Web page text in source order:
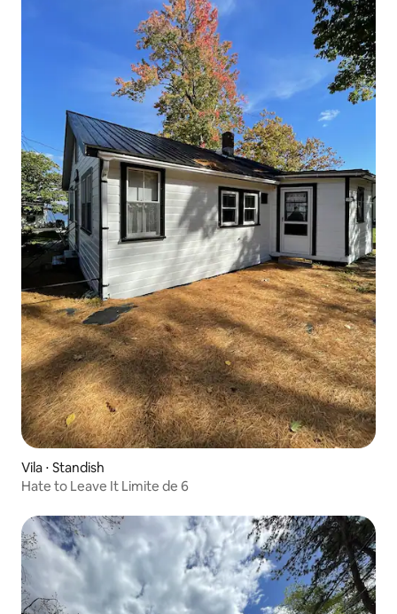
Vila ⋅ Standish
Hate to Leave It Limite de 6